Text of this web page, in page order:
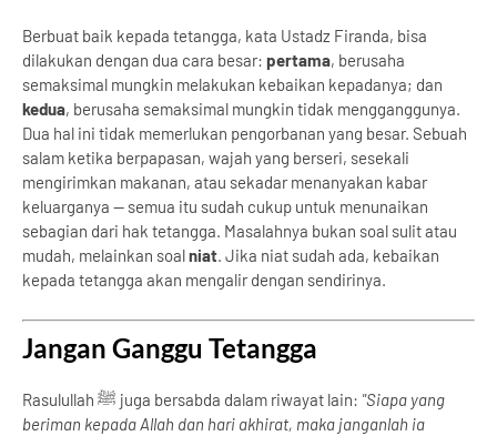
Berbuat baik kepada tetangga, kata Ustadz Firanda, bisa
dilakukan dengan dua cara besar: pertama, berusaha
semaksimal mungkin melakukan kebaikan kepadanya; dan
kedua, berusaha semaksimal mungkin tidak mengganggunya.
Dua hal ini tidak memerlukan pengorbanan yang besar. Sebuah
salam ketika berpapasan, wajah yang berseri, sesekali
mengirimkan makanan, atau sekadar menanyakan kabar
keluarganya — semua itu sudah cukup untuk menunaikan
sebagian dari hak tetangga. Masalahnya bukan soal sulit atau
mudah, melainkan soalniat. Jika niat sudah ada, kebaikan
kepada tetangga akan mengalir dengan sendirinya.
Jangan Ganggu Tetangga
Rasulullah ﷺ juga bersabda dalam riwayat lain: "Siapa yang
beriman kepada Allah dan hari akhirat, maka janganlah ia